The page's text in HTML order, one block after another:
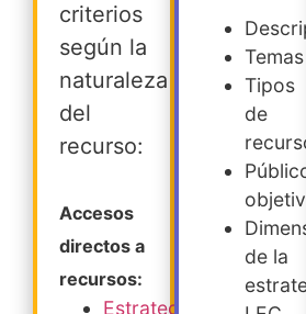
criterios
según la
naturaleza
del
recurso:
Accesos
directos a
recursos:
Estrategia
Temas
Tipos
de
de la